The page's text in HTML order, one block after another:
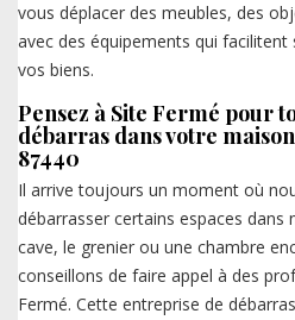
vous déplacer des meubles, des
avec des équipements qui
vos biens.
Pensez à Site Fermé pour
débarras dans votre
87440
Il arrive toujours un moment où
débarrasser certains espaces dans
cave, le grenier ou une chambre
conseillons de faire appel à des
Fermé. Cette entreprise de